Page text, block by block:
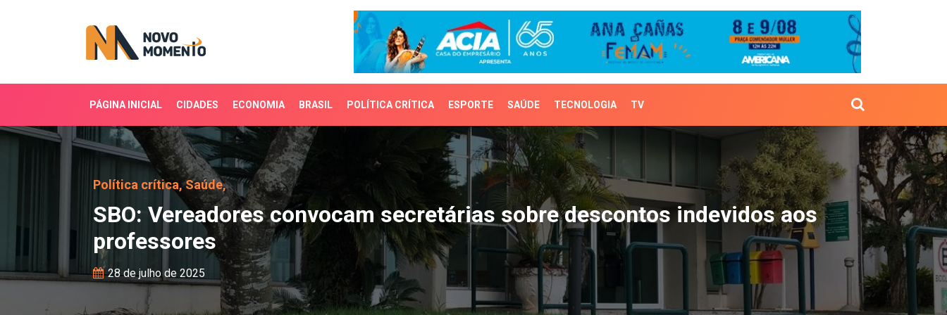
PÁGINA INICIAL CIDADES ECONOMIA BRASIL POLÍTICA CRÍTICA ESPORTE SAÚDE TECNOLOGIA TV
SBO: Vereadores convocam secretárias sobre descontos indevidos aos
Política crítica,Saúde,
SBO: Vereadores convocam secretárias sobre descontos indevidos aos
professores
28 de julho de 2025